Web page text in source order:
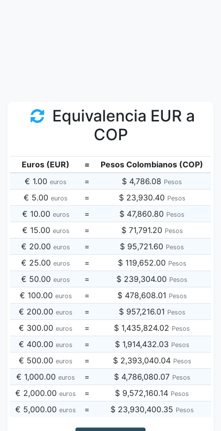
Equivalencia EUR a
COP
Euros (EUR) =
Pesos Colombianos (COP)
€ 1.00 euros = $ 4,786.08 Pesos
€ 5.00 euros = $ 23,930.40 Pesos
€ 10.00 euros = $ 47,860.80 Pesos
€ 15.00 euros = $ 71,791.20 Pesos
€ 20.00 euros = $ 95,721.60 Pesos
€ 25.00 euros = $ 119,652.00 Pesos
€ 50.00 euros = $ 239,304.00 Pesos
€ 100.00 euros = $ 478,608.01 Pesos
€ 200.00 euros = $ 957,216.01 Pesos
€ 300.00 euros = $ 1,435,824.02 Pesos
€ 400.00 euros = $ 1,914,432.03 Pesos
€ 500.00 euros = $ 2,393,040.04 Pesos
€ 1,000.00 euros = $ 4,786,080.07 Pesos
€ 2,000.00 euros = $ 9,572,160.14 Pesos
€ 5,000.00 euros = $ 23,930,400.35 Pesos